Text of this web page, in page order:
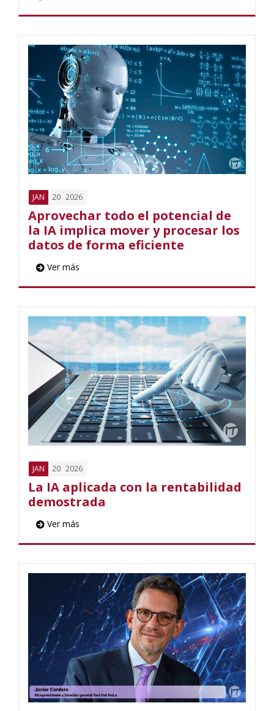
JAN 20 2026
Aprovechar todo el potencial de
la IA implica mover y procesar los
datos de forma eficiente
Ver más
JAN 20 2026
La IA aplicada con la rentabilidad
demostrada
Ver más